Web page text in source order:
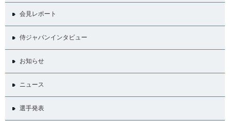
会見レポート
侍ジャパンインタビュー
お知らせ
ニュース
選手発表